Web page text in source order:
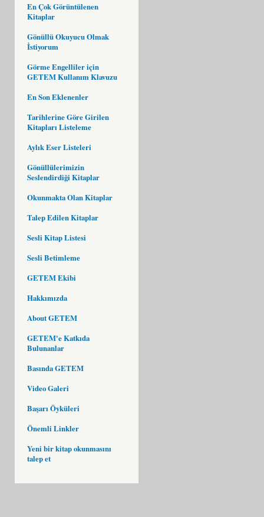
En Çok Görüntülenen
Kitaplar
Gönüllü Okuyucu Olmak
İstiyorum
Görme Engelliler için
GETEM Kullanım Klavuzu
En Son Eklenenler
Tarihlerine Göre Girilen
Kitapları Listeleme
Aylık Eser Listeleri
Gönüllülerimizin
Seslendirdiği Kitaplar
Okunmakta Olan Kitaplar
Talep Edilen Kitaplar
Sesli Kitap Listesi
Sesli Betimleme
GETEM Ekibi
Hakkımızda
About GETEM
GETEM'e Katkıda
Bulunanlar
Basında GETEM
Video Galeri
Başarı Öyküleri
Önemli Linkler
Yeni bir kitap okunmasını
talep et